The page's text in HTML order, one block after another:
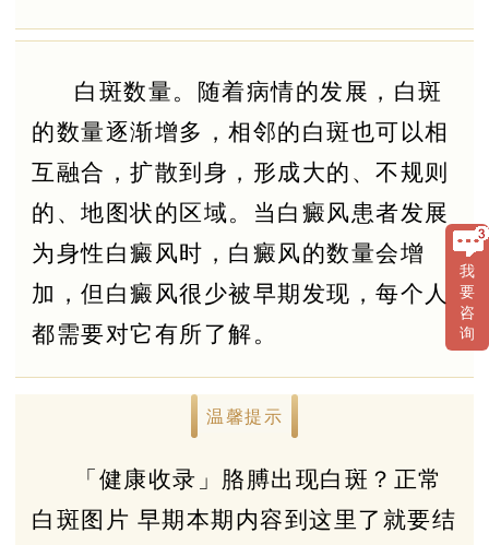
白斑数量。随着病情的发展，白斑
的数量逐渐增多，相邻的白斑也可以相
互融合，扩散到身，形成大的、不规则
的、地图状的区域。当白癜风患者发展
为身性白癜风时，白癜风的数量会增
加，但白癜风很少被早期发现，每个人
都需要对它有所了解。
温馨提示
「健康收录」胳膊出现白斑？正常
白斑图片 早期本期内容到这里了就要结
我
要
咨
询